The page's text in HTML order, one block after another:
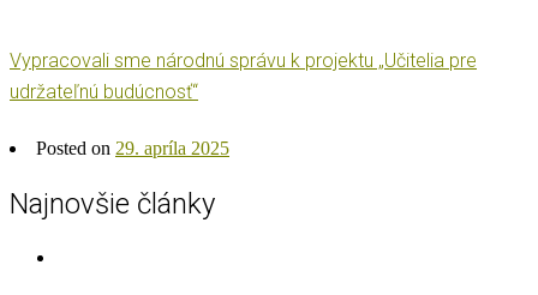
Vypracovali sme národnú správu k projektu „Učitelia pre
udržateľnú budúcnosť“
Posted on 29. apríla 2025
Najnovšie články